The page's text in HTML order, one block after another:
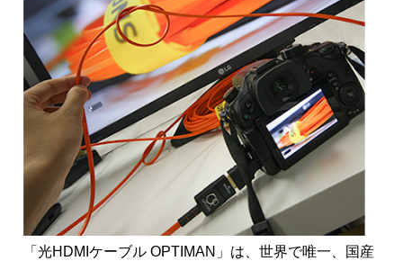
「 光HDMIケーブル OPTIMAN 」は、世界で唯一、国産